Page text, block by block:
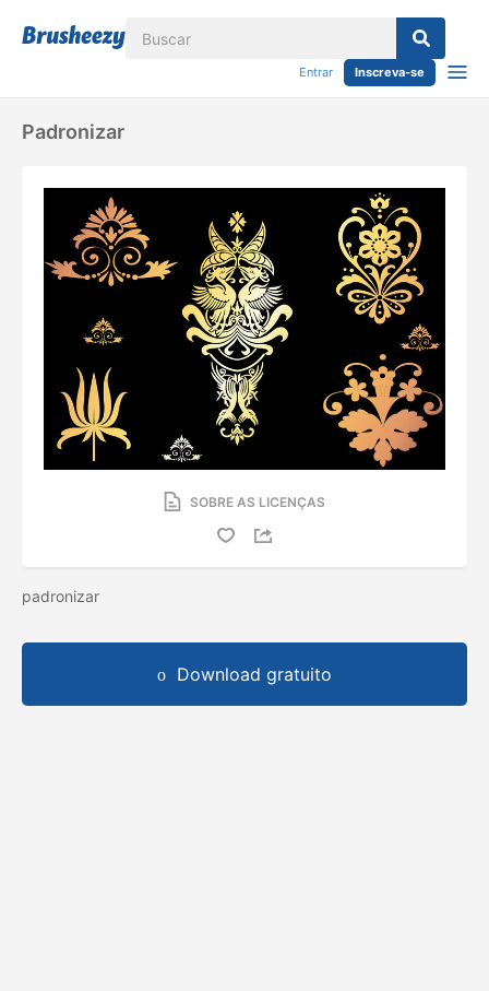
Entrar Inscreva-se
Padronizar
SOBRE AS LICENÇAS
padronizar
Download gratuito